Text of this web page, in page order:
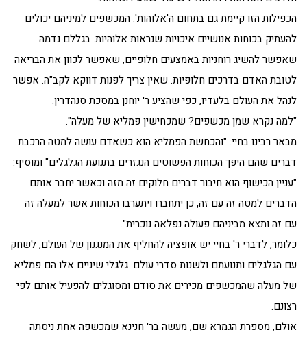
הכפילות הזו קיימת גם בתחום ה'אלוהות'. המכשפים למיניהם יכולים
להעתיק בכוחות אנושיים איכויות שנראות אלוהיות. בגללם נדמה
שאפשר להשיג רוחניות באמצעים חלופיים, שאפשר לכוון את הבריאה
לטובת האדם בדרכים חלופיות. שאין צריך לפנות דווקא לקב"ה. אפשר
לנהל את העולם בלעדיו, כפי שהציע ר' יוחנן במסכת סנהדרין:
"למה נקרא שמן מכשפים? שמכחישין פמליא של מעלה".
מבאר רבינו בחיי: "והכחשת הפמליא הוא כשאדם עושה למטה הרכבת
דברים שהם היפך הכוחות הפשוטים הנגזרים בתנועת הגלגלים" ומוסיף:
"עניין הכישוף הוא חיבור דברים חלוקים זה מזה וכאשר יחבר אותם
הדברים למטה זה עם זה, כן יתחברו ויתערבו הכוחות אשר למעלה זה
עם זה ותצא מביניהם פעולה נפלאה נוכרית".
כלומר, לדברי ר' בחיי יש אופציה להחליף את המנגנון של העולם, לשחק
עם הגלגלים ותנועתם ולשנות סדרי עולם. גלגלי שיניים אלו הם פמליא
של מעלה שהמכשפים מכירים את סודם ומסוגלים להפעיל אותם לפי
רצונם.
אולם, מספרת הגמרא שם, מעשה בר' חנינא שמכשפה אחת ניסתה